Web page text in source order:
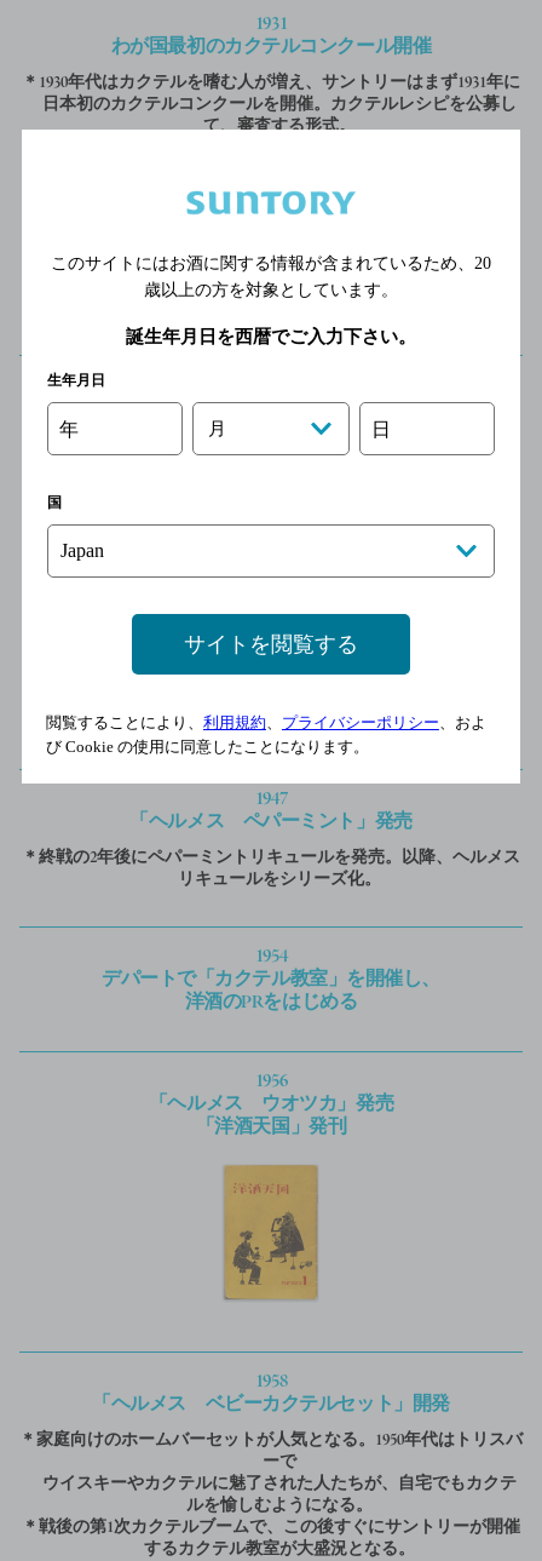
1931
わが国最初のカクテルコンクール開催
＊1930年代はカクテルを嗜む人が増え、サントリーはまず1931年に
日本初のカクテルコンクールを開催。カクテルレシピを公募し
て、審査する形式。
「ヘルメス ドライジン」
「ヘルメス イタリアンベルモット」発売
ほとんどが輸入酒であり、国産本格ジン、ベルモットを製造し
需要に応える。
1947
「ヘルメス ペパーミント」発売
＊終戦の2年後にペパーミントリキュールを発売。以降、ヘルメス
リキュールをシリーズ化。
1954
デパートで「カクテル教室」を開催し、
洋酒のPRをはじめる
1956
「ヘルメス ウオツカ」発売
「洋酒天国」発刊
1958
「ヘルメス ベビーカクテルセット」開発
＊家庭向けのホームバーセットが人気となる。1950年代はトリスバ
ーで
ウイスキーやカクテルに魅了された人たちが、自宅でもカクテ
ルを愉しむようになる。
＊戦後の第1次カクテルブームで、この後すぐにサントリーが開催
するカクテル教室が大盛況となる。
このサイトにはお酒に関する情報が含まれているため、 20
歳以上の方を対象としています。
誕生年月日を西暦でご入力下さい。
生年月日
年 月 日
国
サイトを閲覧する
閲覧することにより、 利用規約 プライバシーポリシー 、およ
び Cookie の使用に同意したことになります。